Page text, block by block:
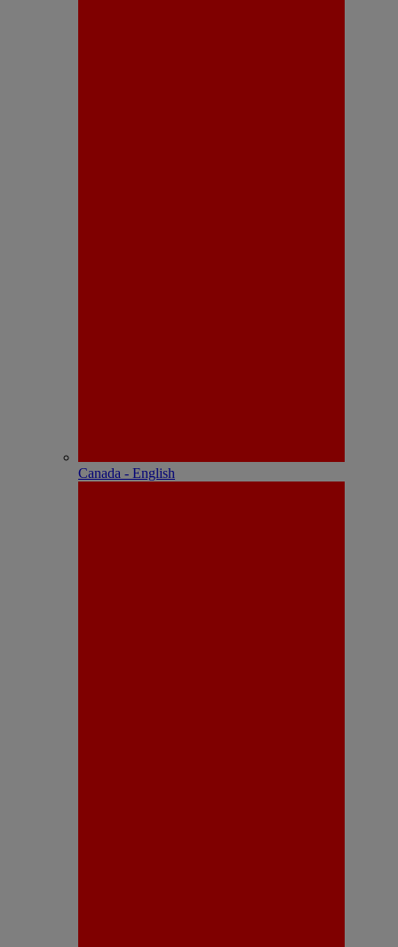
Canada - English